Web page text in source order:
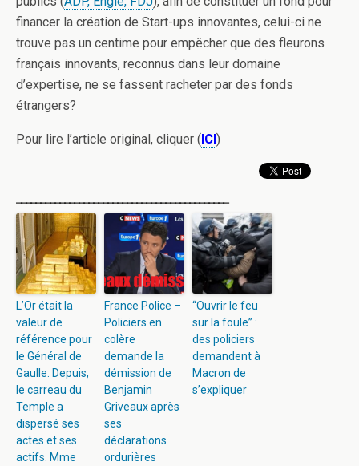
financer la création de Start-ups innovantes, celui-ci ne
trouve pas un centime pour empêcher que des fleurons
français innovants, reconnus dans leur domaine
d’expertise, ne se fassent racheter par des fonds
étrangers?
Pour lire l’article original, cliquer (ICI)
L’Or était la
valeur de
référence pour
le Général de
Gaulle. Depuis,
le carreau du
Temple a
dispersé ses
actes et ses
actifs. Mme
France Police –
Policiers en
colère
demande la
démission de
Benjamin
Griveaux après
ses
déclarations
ordurières
“Ouvrir le feu
sur la foule” :
des policiers
demandent à
Macron de
s’expliquer